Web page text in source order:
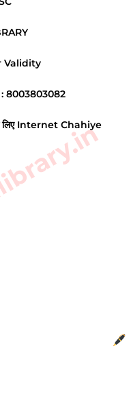
Validity
8003803082
लिए Internet Chahiye